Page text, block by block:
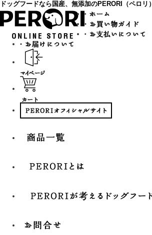
ドッグフードなら国産、無添加のPERORI（ペロリ）